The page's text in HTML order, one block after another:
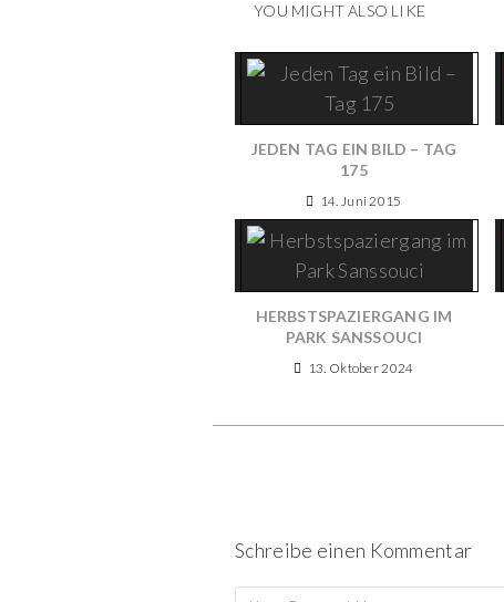
YOU MIGHT ALSO LIKE
JEDEN TAG EIN BILD – TAG
175
14. Juni 2015
HERBSTSPAZIERGANG IM
PARK SANSSOUCI
13. Oktober 2024
Schreibe einen Kommentar